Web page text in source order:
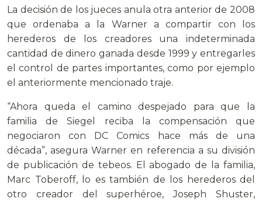
La decisión de los jueces anula otra anterior de 2008
que ordenaba a la Warner a compartir con los
herederos de los creadores una indeterminada
cantidad de dinero ganada desde 1999 y entregarles
el control de partes importantes, como por ejemplo
el anteriormente mencionado traje.
“Ahora queda el camino despejado para que la
familia de Siegel reciba la compensación que
negociaron con DC Comics hace más de una
década”, asegura Warner en referencia a su división
de publicación de tebeos. El abogado de la familia,
Marc Toberoff, lo es también de los herederos del
otro creador del superhéroe, Joseph Shuster,